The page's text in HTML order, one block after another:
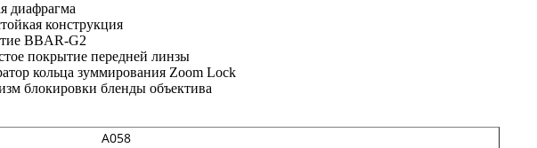
диафрагма
конструкция
BBAR-G2
покрытие передней линзы
кольца зуммирования Zoom Lock
блокировки бленды объектива
A058